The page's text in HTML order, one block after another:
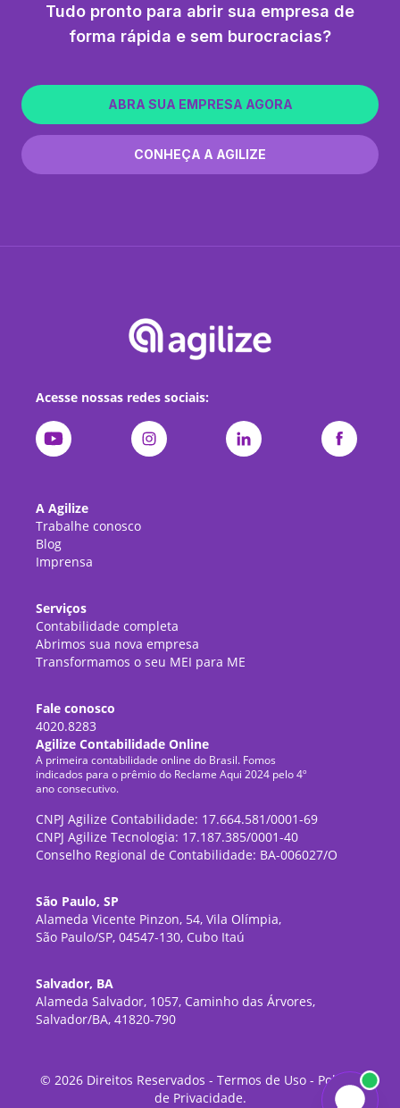
Tudo pronto para abrir sua empresa de
forma rápida e sem burocracias?
ABRA SUA EMPRESA AGORA
CONHEÇA A AGILIZE
Acesse nossas redes sociais:
A Agilize
Trabalhe conosco
Blog
Imprensa
Serviços
Contabilidade completa
Abrimos sua nova empresa
Transformamos o seu MEI para ME
Fale conosco
4020.8283
Agilize Contabilidade Online
A primeira contabilidade online do Brasil. Fomos
indicados para o prêmio do Reclame Aqui 2024 pelo 4º
ano consecutivo.
CNPJ Agilize Contabilidade: 17.664.581/0001-69
CNPJ Agilize Tecnologia: 17.187.385/0001-40
Conselho Regional de Contabilidade: BA-006027/O
São Paulo, SP
Alameda Vicente Pinzon, 54, Vila Olímpia,
São Paulo/SP, 04547-130, Cubo Itaú
Salvador, BA
Alameda Salvador, 1057, Caminho das Árvores,
Salvador/BA, 41820-790
© 2026Direitos Reservados - Termos de Uso- Política
de Privacidade.